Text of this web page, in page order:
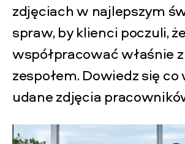
zdjęciach w najlepszym
spraw, by klienci poczuli,
współpracować właśnie
zespołem. Dowiedz się co
udane zdjęcia